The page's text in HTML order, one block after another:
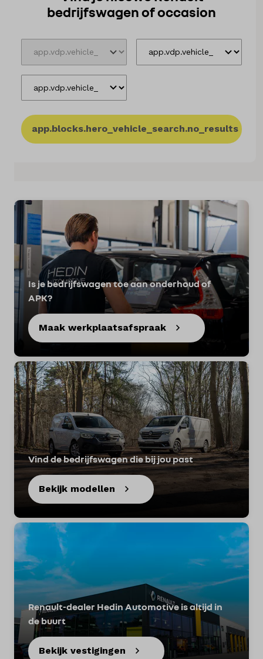
Onderhoud
Diensten
Contact
Vergelijken
Vestigingen
Merken
Diensten
Over ons
Kennis & advies
Land
Nederland
Taal
Nederlands
bedrijfswagen of occasion
app.blocks.hero_vehicle_search.no_results
Is je bedrijfswagen toe aan onderhoud of
APK?
Maak werkplaatsafspraak
Vind de bedrijfswagen die bij jou past
Bekijk modellen
Renault-dealer Hedin Automotive is altijd in
de buurt
Bekijk vestigingen